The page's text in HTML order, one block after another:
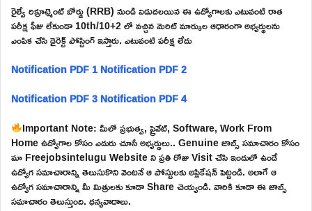
రైల్వే రిక్రూట్మెంట్ బోర్డు (RRB) నుండి విడుదలయిన ఈ ఉద్యోగాలకు ఎటువంటి రాత
పరీక్ష ఫీజు లేకుండా 10th/10+2 లో వచ్చిన మెరిట్ మార్కుల ఆధారంగా అభ్యర్థులను
ఎంపిక చేసి డైరెక్ట్ పోస్టింగ్ ఇస్తారు. ఎటువంటి పరీక్ష లేదు
Notification PDF 1Notification PDF 2
Notification PDF 3Notification PDF 4
Important Note: మీలో ప్రభుత్వ, ప్రైవేట్, Software, Work From
Home ఉద్యోగాల కోసం ఎదురు చూసే అభ్యర్థులు.. Genuine జాబ్స్ సమాచారం కోసం
మా Freejobsintelugu Website ని ప్రతి రోజు Visit చేసి ఇందులో ఉండే
ఉద్యోగ సమాచారాన్ని తెలుసుకొని వెంటనే ఆ పోస్టులకు అప్లికేషన్ పెట్టండి. అలాగే ఆ
ఉద్యోగ సమాచారాన్ని మీ మిత్రులకు కూడా Share చెయ్యండి. వారికి కూడా ఈ జాబ్స్
సమాచారం తెలుస్తుంది. ధన్యవాదాలు.